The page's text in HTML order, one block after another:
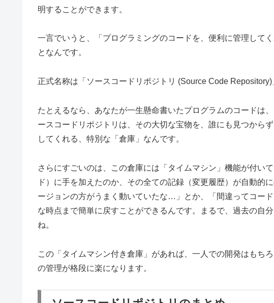
明することができます。
一言でいうと、「プログラミングのコードを、便利に管理して
となんです。
正式名称は「ソースコードリポジトリ (Source Code Repository)
たとえるなら、あなたが一生懸命書いたプログラムのコードは
ースコードリポジトリは、その大切な宝物を、誰にも見つから
してくれる、特別な「倉庫」なんです。
さらにすごいのは、この倉庫には「タイムマシン」機能が付い
ド）に手を加えたのか、その全ての記録（変更履歴）が自動的
ージョンの方がうまく動いていたな…」とか、「間違ってコー
な時点まで簡単に戻すことができるんです。まるで、過去の自
ね。
この「タイムマシン付き倉庫」があれば、一人での開発はもち
の管理が格段に楽になります。